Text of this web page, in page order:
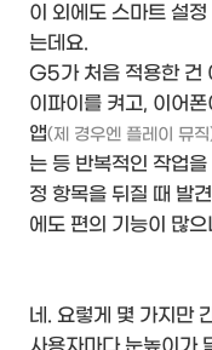
이 외에도 스마트 설
는데요.
G5가 처음 적용한 건
이파이를 켜고, 이어
앱(제 경우엔 플레이 뮤
는 등 반복적인 작업
정 항목을 뒤질 때 발
에도 편의 기능이 많
네. 요렇게 몇 가지만